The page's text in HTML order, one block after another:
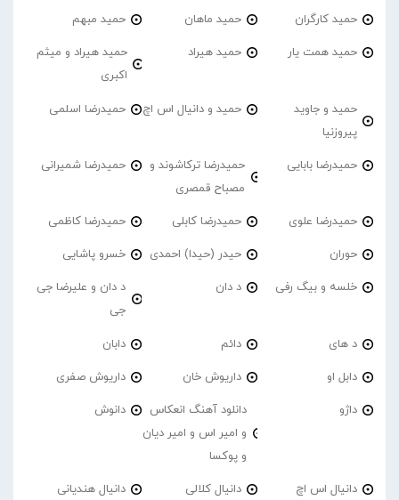
حمید کارگران حمید ماهان حمید مبهم
حمید همت یار حمید هیراد
حمید هیراد و میثم
اکبری
حمید و جاوید
پیروزنیا
حمید و دانیال اس اچ حمیدرضا اسلمی
حمیدرضا بابایی
حمیدرضا ترکاشوند و
مصباح قمصری
حمیدرضا شمیرانی
حمیدرضا علوی حمیدرضا کابلی حمیدرضا کاظمی
حوران حیدر (حیدا) احمدی خسرو پاشایی
خلسه و بیگ رفی د دان
د دان و علیرضا جی
جی
د های دائم دابان
دابل او داریوش خان داریوش صفری
داژو
دانلود آهنگ انعکاس
و امیر اس و امیر دیان
و پوکسا
دانوش
دانیال اس اچ دانیال کلالی دانیال هندیانی